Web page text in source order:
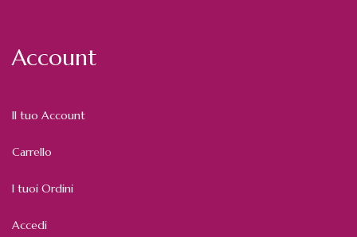
Account
Il tuo Account
Carrello
I tuoi Ordini
Accedi